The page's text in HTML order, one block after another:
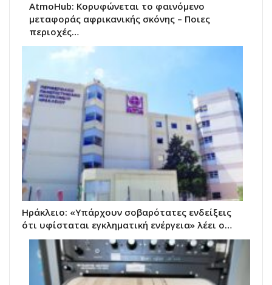
AtmoHub: Κορυφώνεται το φαινόμενο
μεταφοράς αφρικανικής σκόνης – Ποιες
περιοχές…
Ηράκλειο: «Υπάρχουν σοβαρότατες ενδείξεις
ότι υφίσταται εγκληματική ενέργεια» λέει ο…